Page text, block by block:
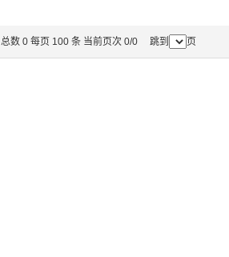
总数 0 每页 100 条 当前页次 0/0 跳到 页